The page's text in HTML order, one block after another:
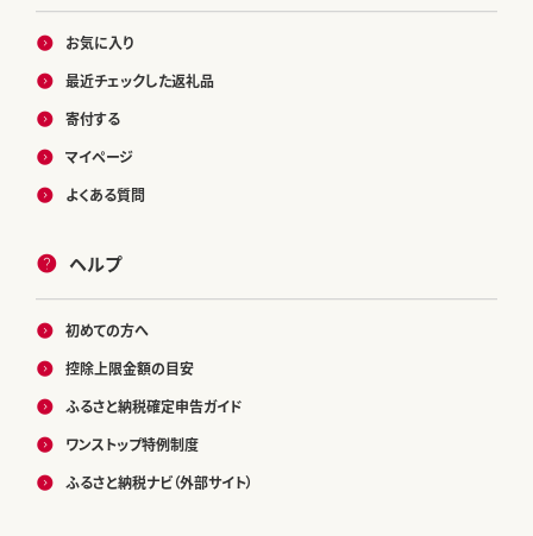
お気に入り
最近チェックした返礼品
寄付する
マイページ
よくある質問
ヘルプ
初めての方へ
控除上限金額の目安
ふるさと納税確定申告ガイド
ワンストップ特例制度
ふるさと納税ナビ（外部サイト）